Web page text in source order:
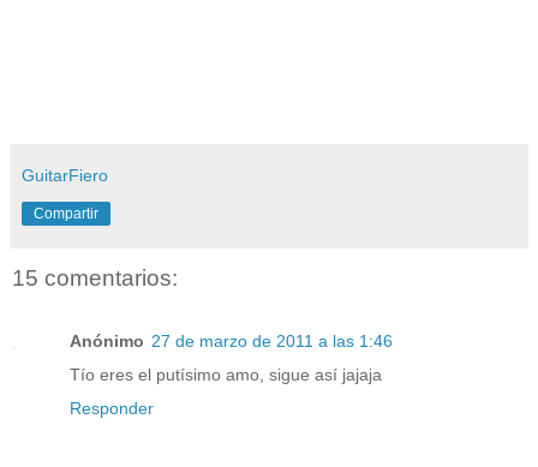
GuitarFiero
Compartir
15 comentarios:
Anónimo 27 de marzo de 2011 a las 1:46
Tío eres el putísimo amo, sigue así jajaja
Responder